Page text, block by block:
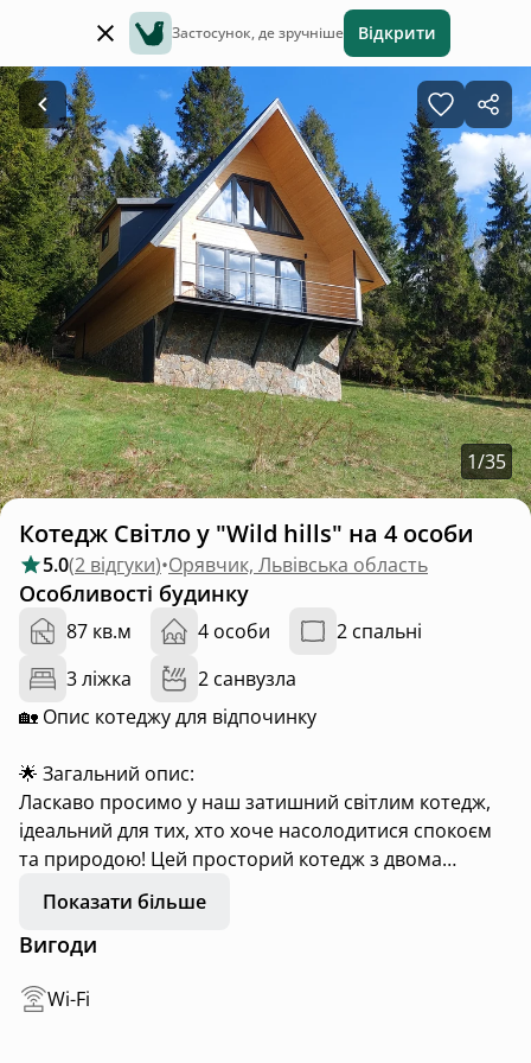
Застосунок, де зручніше Відкрити
1/35
Котедж Світло у "Wild hills" на 4 особи
5.0(2 відгуки)•Орявчик, Львівська область
Особливості будинку
87 кв.м 4 особи
2 спальні
3 ліжка
2 санвузла
🏡 Опис котеджу для відпочинку
🌟 Загальний опис:
Ласкаво просимо у наш затишний світлим котедж,
ідеальний для тих, хто хоче насолодитися спокоєм
та природою! Цей просторий котедж з двома
спальнями та великим залом створений для
комфортного відпочинку з родиною або друзями.
• Перша спальня: Простора кімната з великим
Показати більше
Вигоди
Wi-Fi